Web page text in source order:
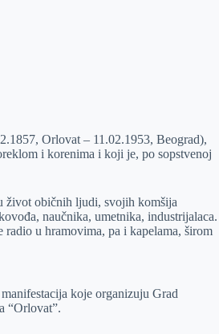
Orlovat – 11.02.1953, Beograd),
i korenima i koji je, po sopstvenoj
život običnih ljudi, svojih komšija
naučnika, umetnika, industrijalaca.
u hramovima, pa i kapelama, širom
koje organizuju Grad
“Orlovat”.